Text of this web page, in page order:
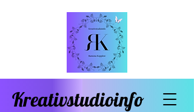
Kreativstudioinfo